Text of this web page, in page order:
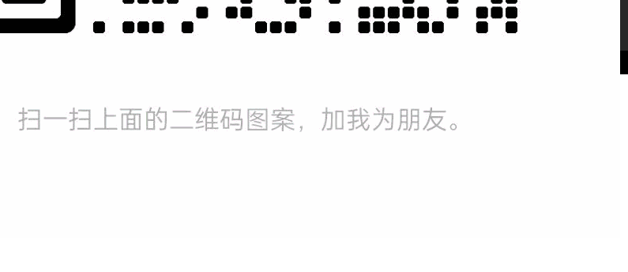
在线客服
版权所有 ©
广东协城信息科技有限公司
CopyRight © 2008-2013,XieCheng IT.,All Rights Reserved